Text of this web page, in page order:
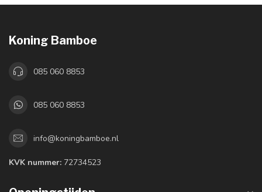
Koning Bamboe
085 060 8853
085 060 8853
info@koningbamboe.nl
KVK nummer: 72734523